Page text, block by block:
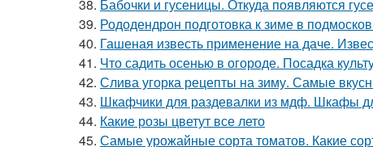
38. Бабочки и гусеницы. Откуда появляются
39. Рододендрон подготовка к зиме в
40. Гашеная известь применение на даче.
41. Что садить осенью в огороде. Посадка
42. Слива угорка рецепты на зиму. Самые
43. Шкафчики для раздевалки из мдф. Шкафы
44. Какие розы цветут все лето
45. Самые урожайные сорта томатов. Какие